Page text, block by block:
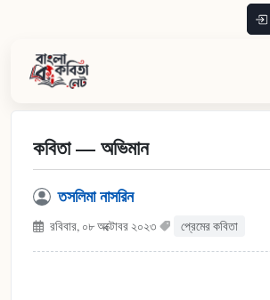
কবিতা — অভিমান
তসলিমা নাসরিন
রবিবার, ০৮ অক্টোবর ২০২৩ প্রেমের কবিতা